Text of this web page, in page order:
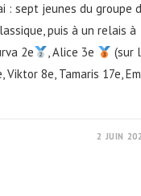
: sept jeunes du groupe
puis à un relais à
2e
, Alice 3e
(sur
Viktor 8e, Tamaris 17e,
2 JUIN